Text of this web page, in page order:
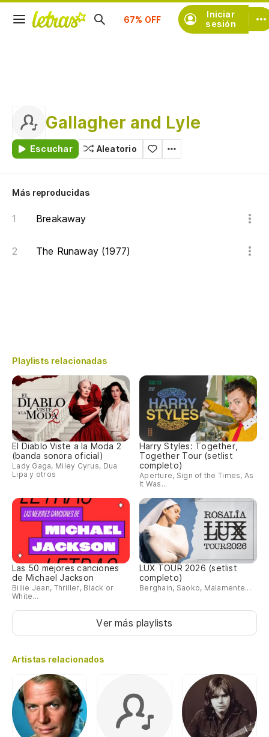
Iniciar
sesión
Suscríbete
Gallagher and Lyle
Escuchar Aleatorio
Más reproducidas
Breakaway
The Runaway (1977)
Playlists relacionadas
El Diablo Viste a la Moda 2
(banda sonora oficial)
Lady Gaga, Miley Cyrus, Dua
Lipa y otros
Harry Styles: Together,
Together Tour (setlist
completo)
Aperture, Sign of the Times, As
It Was...
Las 50 mejores canciones
de Michael Jackson
Billie Jean, Thriller, Black or
White...
LUX TOUR 2026 (setlist
completo)
Berghain, Saoko, Malamente...
Ver más playlists
Artistas relacionados